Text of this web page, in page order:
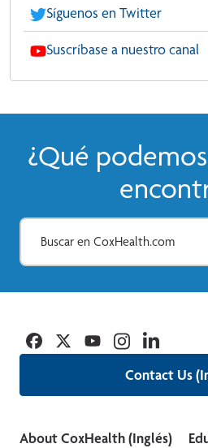
Síguenos en Twitter
Suscríbase a nuestro canal
¿Qué
Contact Us
Facebook
TwitterYouTubeInstagramLinkedin
About CoxHealth (Inglés)